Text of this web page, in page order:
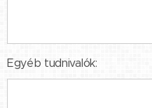
Egyéb tudnivalók: